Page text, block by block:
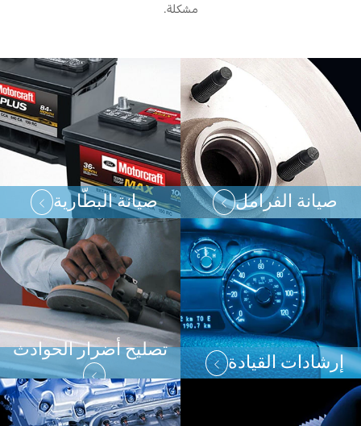
مشكلة.
صيانة البطّارية صيانة الفرامل
تصليح أضرار الحوادث
إرشادات القيادة